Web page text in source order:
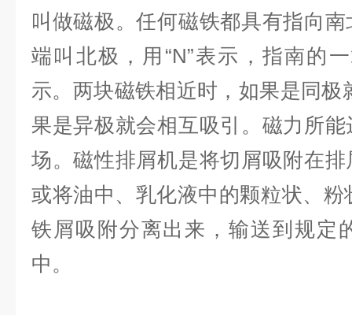
叫做磁极。任何磁铁都具有指向
端叫北极，用“N”表示，指南的
示。两块磁铁相近时，如果是同极
果是异极就会相互吸引。磁力所
场。磁性排屑机是将切屑吸附在
或将油中、乳化液中的颗粒状、粉
铁屑吸附分离出来，输送到规定
中。